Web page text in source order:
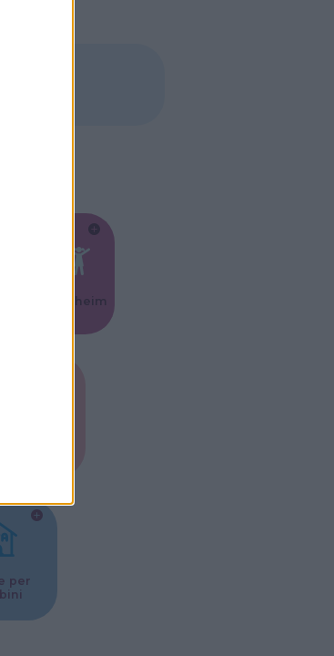
Kinderheim
per
per